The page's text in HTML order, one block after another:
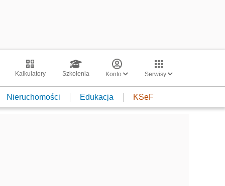
Kalkulatory Szkolenia Konto Serwisy
Nieruchomości Edukacja KSeF